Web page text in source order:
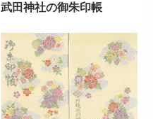
武田神社の御朱印帳